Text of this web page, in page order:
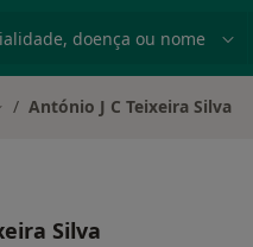
de cidade
António J C Teixeira Silva
Silva